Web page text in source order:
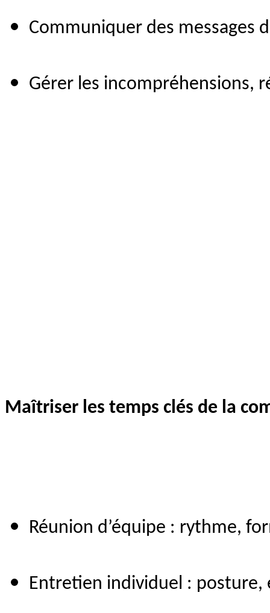
Communiquer des messages
Gérer les incompréhensions,
Maîtriser les temps clés de la
Réunion d’équipe : rythme,
Entretien individuel : posture,